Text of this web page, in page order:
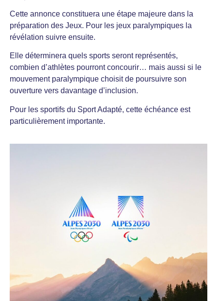
Cette annonce constituera une étape majeure dans la
préparation des Jeux. Pour les jeux paralympiques la
révélation suivre ensuite.
Elle déterminera quels sports seront représentés,
combien d’athlètes pourront concourir… mais aussi si le
mouvement paralympique choisit de poursuivre son
ouverture vers davantage d’inclusion.
Pour les sportifs du Sport Adapté, cette échéance est
particulièrement importante.